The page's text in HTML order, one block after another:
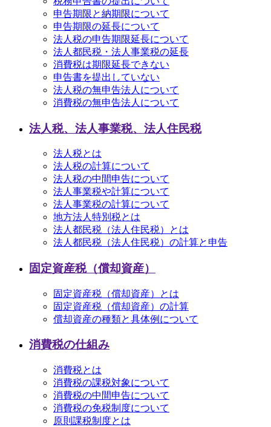
申告期限と納期限について
申告期限の延長について
法人税の申告期限延長について
法人都民税・法人事業税の延長
消費税は期限延長できない
申告書を提出していない
法人税の無申告法人について
消費税の無申告法人について
法人税、法人事業税、法人住民税
法人税とは
法人税の計算について
法人税の中間申告について
法人事業税や計算について
法人事業税の計算について
地方法人特別税とは
法人都民税（法人住民税）とは
法人都民税（法人住民税）の計算と申告
固定資産税（償却資産）
固定資産税（償却資産）とは
固定資産税（償却資産）の計算
償却資産の種類と具体例について
消費税の仕組み
消費税とは
消費税の課税対象について
消費税の中間申告について
消費税の免税制度について
原則課税制度とは